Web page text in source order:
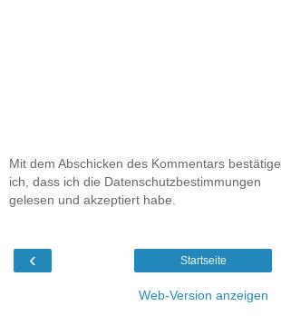
Mit dem Abschicken des Kommentars bestätige
ich, dass ich die Datenschutzbestimmungen
gelesen und akzeptiert habe.
‹ Startseite
Web-Version anzeigen